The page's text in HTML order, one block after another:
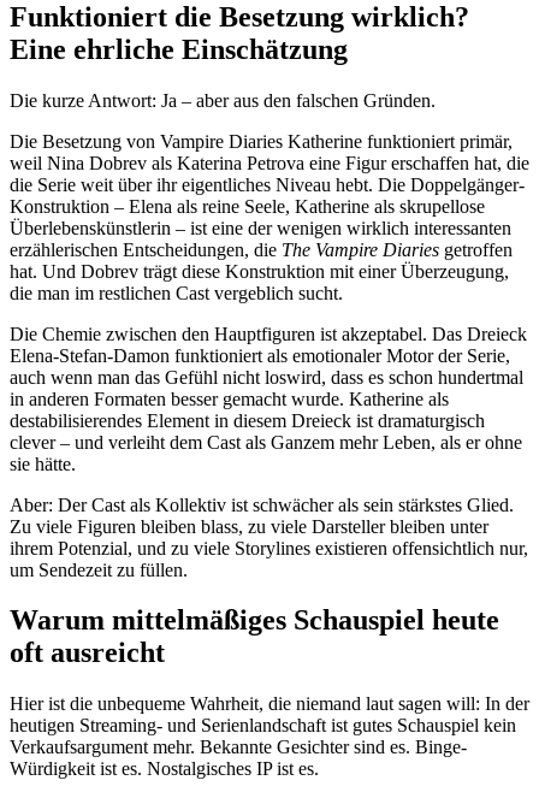
Funktioniert die Besetzung wirklich?
Eine ehrliche Einschätzung
Die kurze Antwort: Ja – aber aus den falschen Gründen.
Die Besetzung von Vampire Diaries Katherine funktioniert primär,
weil Nina Dobrev als Katerina Petrova eine Figur erschaffen hat, die
die Serie weit über ihr eigentliches Niveau hebt. Die Doppelgänger-
Konstruktion – Elena als reine Seele, Katherine als skrupellose
Überlebenskünstlerin – ist eine der wenigen wirklich interessanten
erzählerischen Entscheidungen, die The Vampire Diaries getroffen
hat. Und Dobrev trägt diese Konstruktion mit einer Überzeugung,
die man im restlichen Cast vergeblich sucht.
Die Chemie zwischen den Hauptfiguren ist akzeptabel. Das Dreieck
Elena-Stefan-Damon funktioniert als emotionaler Motor der Serie,
auch wenn man das Gefühl nicht loswird, dass es schon hundertmal
in anderen Formaten besser gemacht wurde. Katherine als
destabilisierendes Element in diesem Dreieck ist dramaturgisch
clever – und verleiht dem Cast als Ganzem mehr Leben, als er ohne
sie hätte.
Aber: Der Cast als Kollektiv ist schwächer als sein stärkstes Glied.
Zu viele Figuren bleiben blass, zu viele Darsteller bleiben unter
ihrem Potenzial, und zu viele Storylines existieren offensichtlich nur,
um Sendezeit zu füllen.
Warum mittelmäßiges Schauspiel heute
oft ausreicht
Hier ist die unbequeme Wahrheit, die niemand laut sagen will: In der
heutigen Streaming- und Serienlandschaft ist gutes Schauspiel kein
Verkaufsargument mehr. Bekannte Gesichter sind es. Binge-
Würdigkeit ist es. Nostalgisches IP ist es.